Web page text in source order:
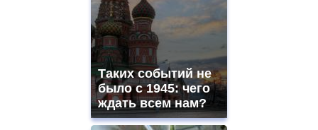
Таких событий не
было с 1945: чего
ждать всем нам?